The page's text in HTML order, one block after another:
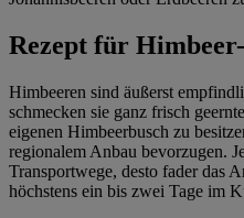
Rezept für
Himbeeren sind äußerst
schmecken sie ganz frisch
eigenen Himbeerbusch zu
regionalem Anbau bevorzugen.
Transportwege, desto fader das
höchstens ein bis zwei Tage im